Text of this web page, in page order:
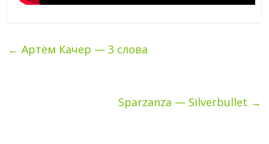
← Артём Качер — 3 слова
Sparzanza — Silverbullet →